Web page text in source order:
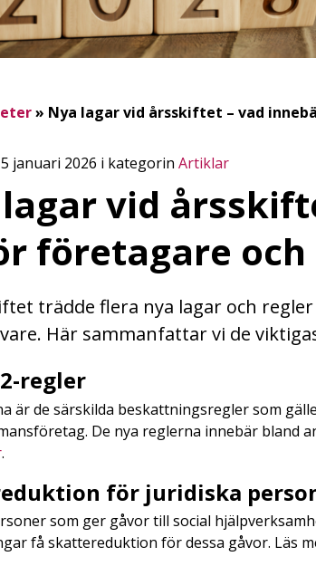
» Nya lagar vid årsskiftet – vad
januari 2026 i kategorin Artiklar
vid
företagare
trädde flera nya lagar och
Här sammanfattar vi de
regler
är de särskilda beskattningsregler som
De nya reglerna innebär bland
.
för juridiska
som ger gåvor till social
få skattereduktion för dessa gåvor. Läs